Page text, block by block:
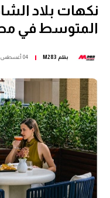
نكهات بلاد
المتوسط في
بقلم M283 04 أغسطس 2026